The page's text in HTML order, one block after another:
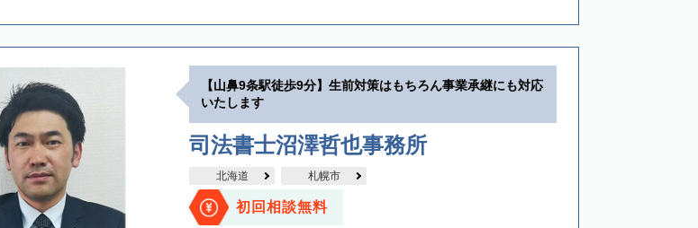
【山鼻9条駅徒歩9分】生前対策はもちろん事業承継にも対応
いたします
司法書士沼澤哲也事務所
北海道 札幌市
初回相談無料